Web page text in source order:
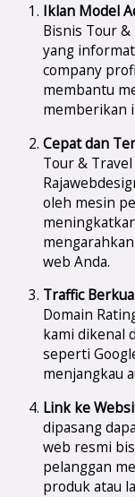
Iklan Model
Bisnis Tour
yang
company
membantu
memberikan
Cepat dan
Tour &
oleh mesin
web Anda.
Traffic
Domain
kami dikenal
seperti
menjangkau
Link ke
dipasang
web resmi
pelanggan
produk atau